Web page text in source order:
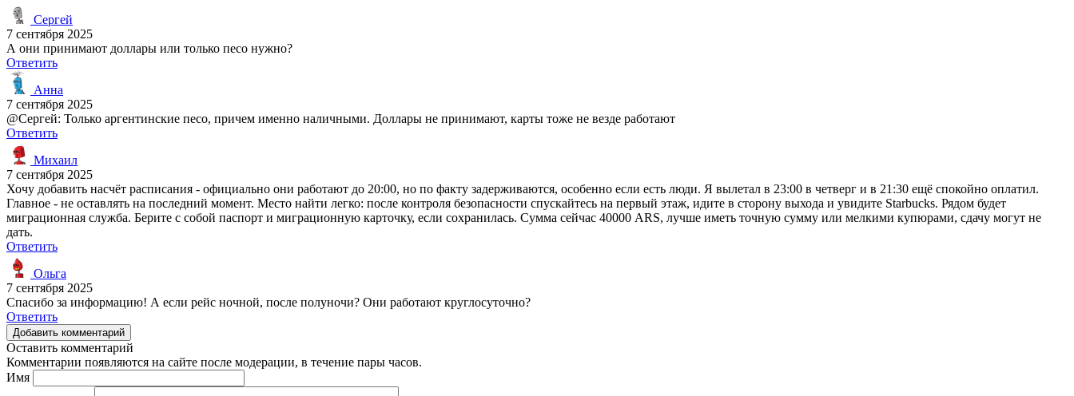
Сергей
7 сентября 2025
А они принимают доллары или только песо нужно?
Ответить
Анна
7 сентября 2025
@Сергей: Только аргентинские песо, причем именно наличными. Доллары не принимают, карты тоже не везде работают
Ответить
Михаил
7 сентября 2025
Хочу добавить насчёт расписания - официально они работают до 20:00, но по факту задерживаются, особенно если есть люди. Я вылетал в 23:00 в четверг и в 21:30 ещё спокойно оплатил.
Главное - не оставлять на последний момент. Место найти легко: после контроля безопасности спускайтесь на первый этаж, идите в сторону выхода и увидите Starbucks. Рядом будет
миграционная служба. Берите с собой паспорт и миграционную карточку, если сохранилась. Сумма сейчас 40000 ARS, лучше иметь точную сумму или мелкими купюрами, сдачу могут не
дать.
Ответить
Ольга
7 сентября 2025
Спасибо за информацию! А если рейс ночной, после полуночи? Они работают круглосуточно?
Ответить
Добавить комментарий
Оставить комментарий
Комментарии появляются на сайте после модерации, в течение пары часов.
Имя